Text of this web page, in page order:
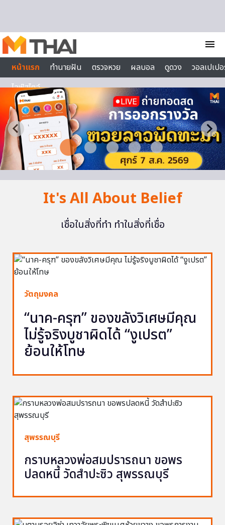
menu
หน้าแรก
ทำนายฝัน ตรวจหวย ผลบอล ดูดวง
วอลเปเป
ไลฟ์สไตล์
It's All About Belief
เชื่อในสิ่งที่ทำ ทำในสิ่งที่เชื่อ
วัตถุมงคล
“นาค-ครุฑ” ของขลังวิเศษมีคุณ
ไม่รู้จริงบูชาผิดได้ “งูเปรต”
ย้อนให้โทษ
สุพรรณบุรี
กราบหลวงพ่อสมปรารถนา ขอพร
ปลดหนี้ วัดสำปะซิว สุพรรณบุรี